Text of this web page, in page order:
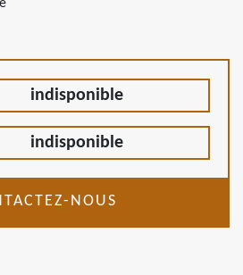
indisponible
indisponible
NOUS